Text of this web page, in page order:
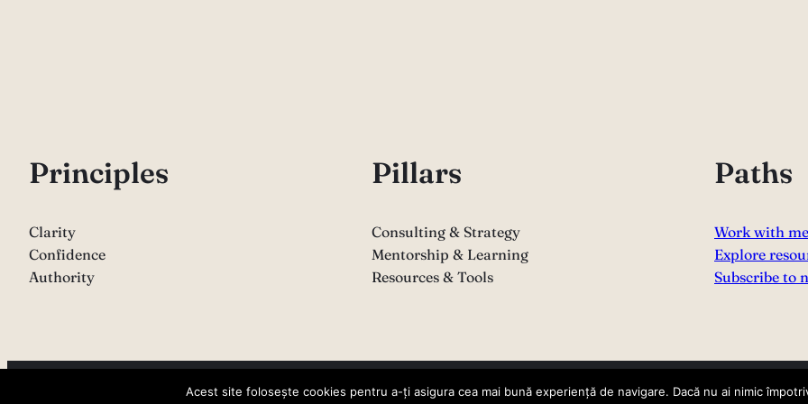
Principles
Clarity
Confidence
Authority
Pillars
Consulting & Strategy
Mentorship & Learning
Resources & Tools
Paths
Work with me
Explore
Subscribe to
Copyright 2026 – Sabina VargaAcest site folosește cookies pentru a-ți asigura cea mai bună experiență de navigare. Dacă nu ai nimic